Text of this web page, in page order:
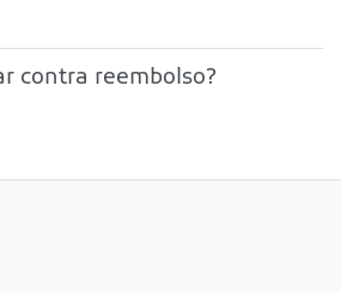
contra reembolso?